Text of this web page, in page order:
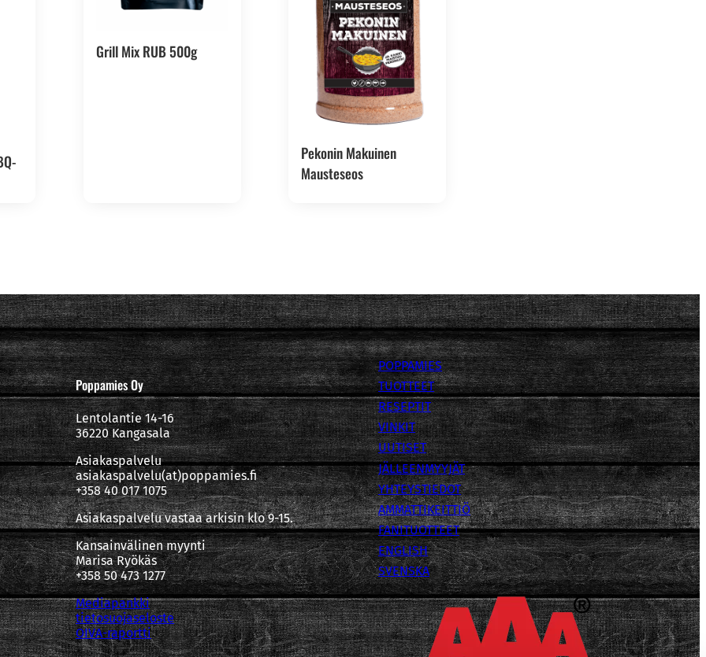
Grill Mix RUB 500g
Pekonin Makuinen
Mausteseos
Poppamies Oy
Lentolantie 14-16
36220 Kangasala
Asiakaspalvelu
asiakaspalvelu(at)poppamies.fi
+358 40 017 1075
Asiakaspalvelu vastaa arkisin klo 9-15.
Kansainvälinen myynti
Marisa Ryökäs
+358 50 473 1277
Mediapankki
tietosuojaseloste
OIVA-raportti
POPPAMIES
TUOTTEET
RESEPTIT
VINKIT
UUTISET
JÄLLEENMYYJÄT
YHTEYSTIEDOT
AMMATTIKEITTIÖ
FANITUOTTEET
ENGLISH
SVENSKA